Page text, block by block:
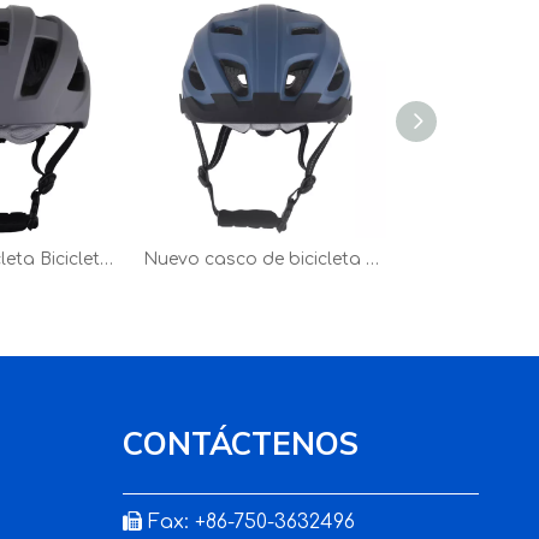
Casco de bicicleta Bicicleta de montaña Casco de ciclismo para ciclismo al aire libre Deporte Gris Nuevo casco de bicicleta con luz LED, casco de ciclismo en molde para PC, casco de bicicleta deportivo seguro para montar en carretera de montaña para adultos, azul
CONTÁCTENOS
 Fax: +86-750-3632496